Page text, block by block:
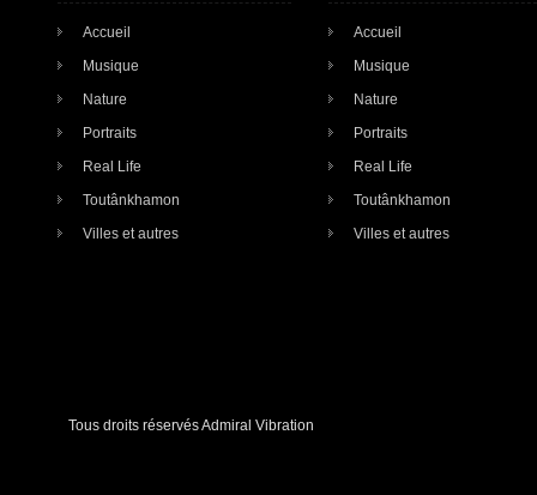
Accueil
Musique
Nature
Portraits
Real Life
Toutânkhamon
Villes et autres
Accueil
Musique
Nature
Portraits
Real Life
Toutânkhamon
Villes et autres
Tous droits réservés Admiral Vibration